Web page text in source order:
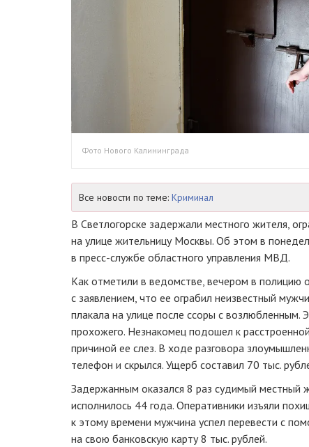
Фото Нового Калининграда
Все новости по теме: Криминал
В Светлогорске задержали местного жителя,
на улице жительницу Москвы. Об этом в
в пресс-службе областного управления МВД.
Как отметили в ведомстве, вечером в полицию
с заявлением, что ее ограбил неизвестный
плакала на улице после ссоры с возлюбленным.
прохожего. Незнакомец подошел к
причиной ее слез. В ходе разговора
телефон и скрылся. Ущерб составил 70 тыс.
Задержанным оказался 8 раз судимый местный
исполнилось 44 года. Оперативники изъяли
к этому времени мужчина успел перевести с
на свою банковскую карту 8 тыс. рублей.